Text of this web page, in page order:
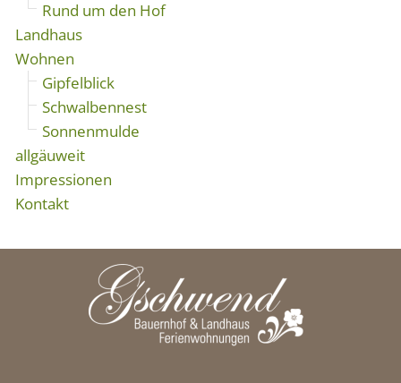
Rund um den Hof
Landhaus
Wohnen
Gipfelblick
Schwalbennest
Sonnenmulde
allgäuweit
Impressionen
Kontakt